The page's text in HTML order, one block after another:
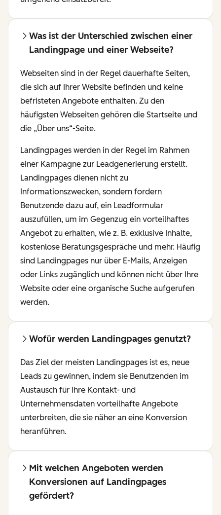
Was ist der Unterschied zwischen einer
Landingpage und einer Webseite?
Webseiten sind in der Regel dauerhafte Seiten,
die sich auf Ihrer Website befinden und keine
befristeten Angebote enthalten. Zu den
häufigsten Webseiten gehören die Startseite und
die „Über uns“-Seite.
Landingpages werden in der Regel im Rahmen
einer Kampagne zur Leadgenerierung erstellt.
Landingpages dienen nicht zu
Informationszwecken, sondern fordern
Benutzende dazu auf, ein Leadformular
auszufüllen, um im Gegenzug ein vorteilhaftes
Angebot zu erhalten, wie z. B. exklusive Inhalte,
kostenlose Beratungsgespräche und mehr. Häufig
sind Landingpages nur über E-Mails, Anzeigen
oder Links zugänglich und können nicht über Ihre
Website oder eine organische Suche aufgerufen
werden.
Wofür werden Landingpages genutzt?
Das Ziel der meisten Landingpages ist es, neue
Leads zu gewinnen, indem sie Benutzenden im
Austausch für ihre Kontakt- und
Unternehmensdaten vorteilhafte Angebote
unterbreiten, die sie näher an eine Konversion
heranführen.
Mit welchen Angeboten werden
Konversionen auf Landingpages
gefördert?